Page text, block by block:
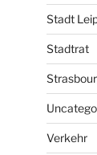
Stadt
Stadtrat
Verkehr